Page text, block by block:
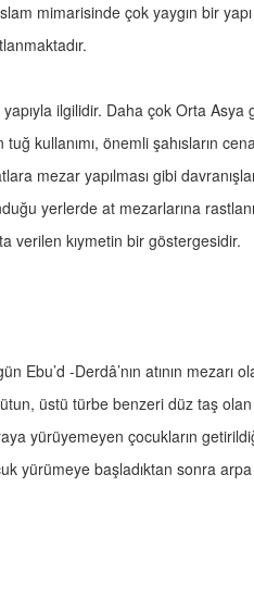
mimarisinde çok yaygın bir
ilgilidir. Daha çok Orta Asya
tuğ kullanımı, önemli şahısların
mezar yapılması gibi
yerlerde at mezarlarına
verilen kıymetin bir göstergesidir.
Ebu’d -Derdâ’nın atının mezarı
üstü türbe benzeri düz taş
yürüyemeyen çocukların
yürümeye başladıktan sonra